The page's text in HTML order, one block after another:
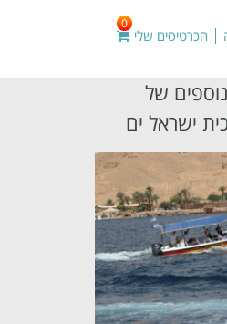
הכרטיסים שלי
0
של
ישראל ים